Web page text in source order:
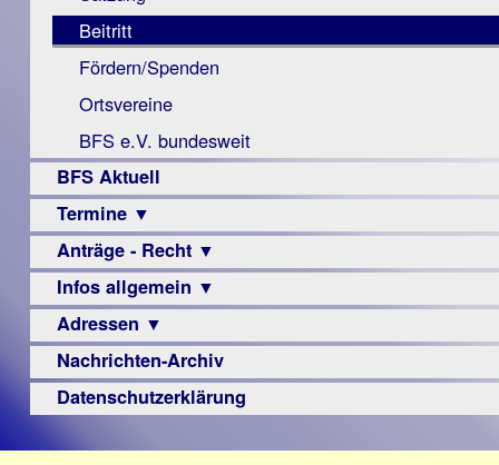
Mac
Instagram-
Links
Beitritt
Fördern/Spenden
Ortsvereine
BFS e.V. bundesweit
BFS Aktuell
Termine ▼
Veranstaltungsprogramme
Anträge - Recht ▼
Archiv
Urteile
Infos allgemein ▼
Sehbehinderung
Frühförderung
Schule
–
Adressen ▼
Augenoptiker
Berufsbildungswerke
Nachrichten-Archiv
Datenschutzerklärung